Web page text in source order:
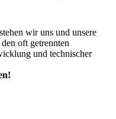
wir uns und unsere
oft getrennten
und technischer